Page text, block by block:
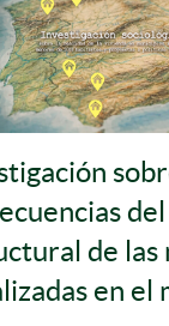
de las
en el